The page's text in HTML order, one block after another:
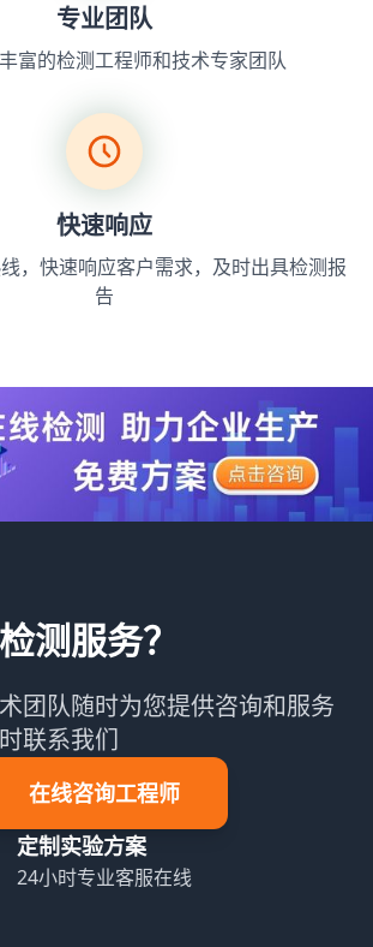
专业团队
富的检测工程师和技术专家团队
快速响应
，快速响应客户需求，及时出具检测报
告
测服务？
团队随时为您提供咨询和服务
联系我们
在线咨询工程师
定制实验方案
24小时专业客服在线